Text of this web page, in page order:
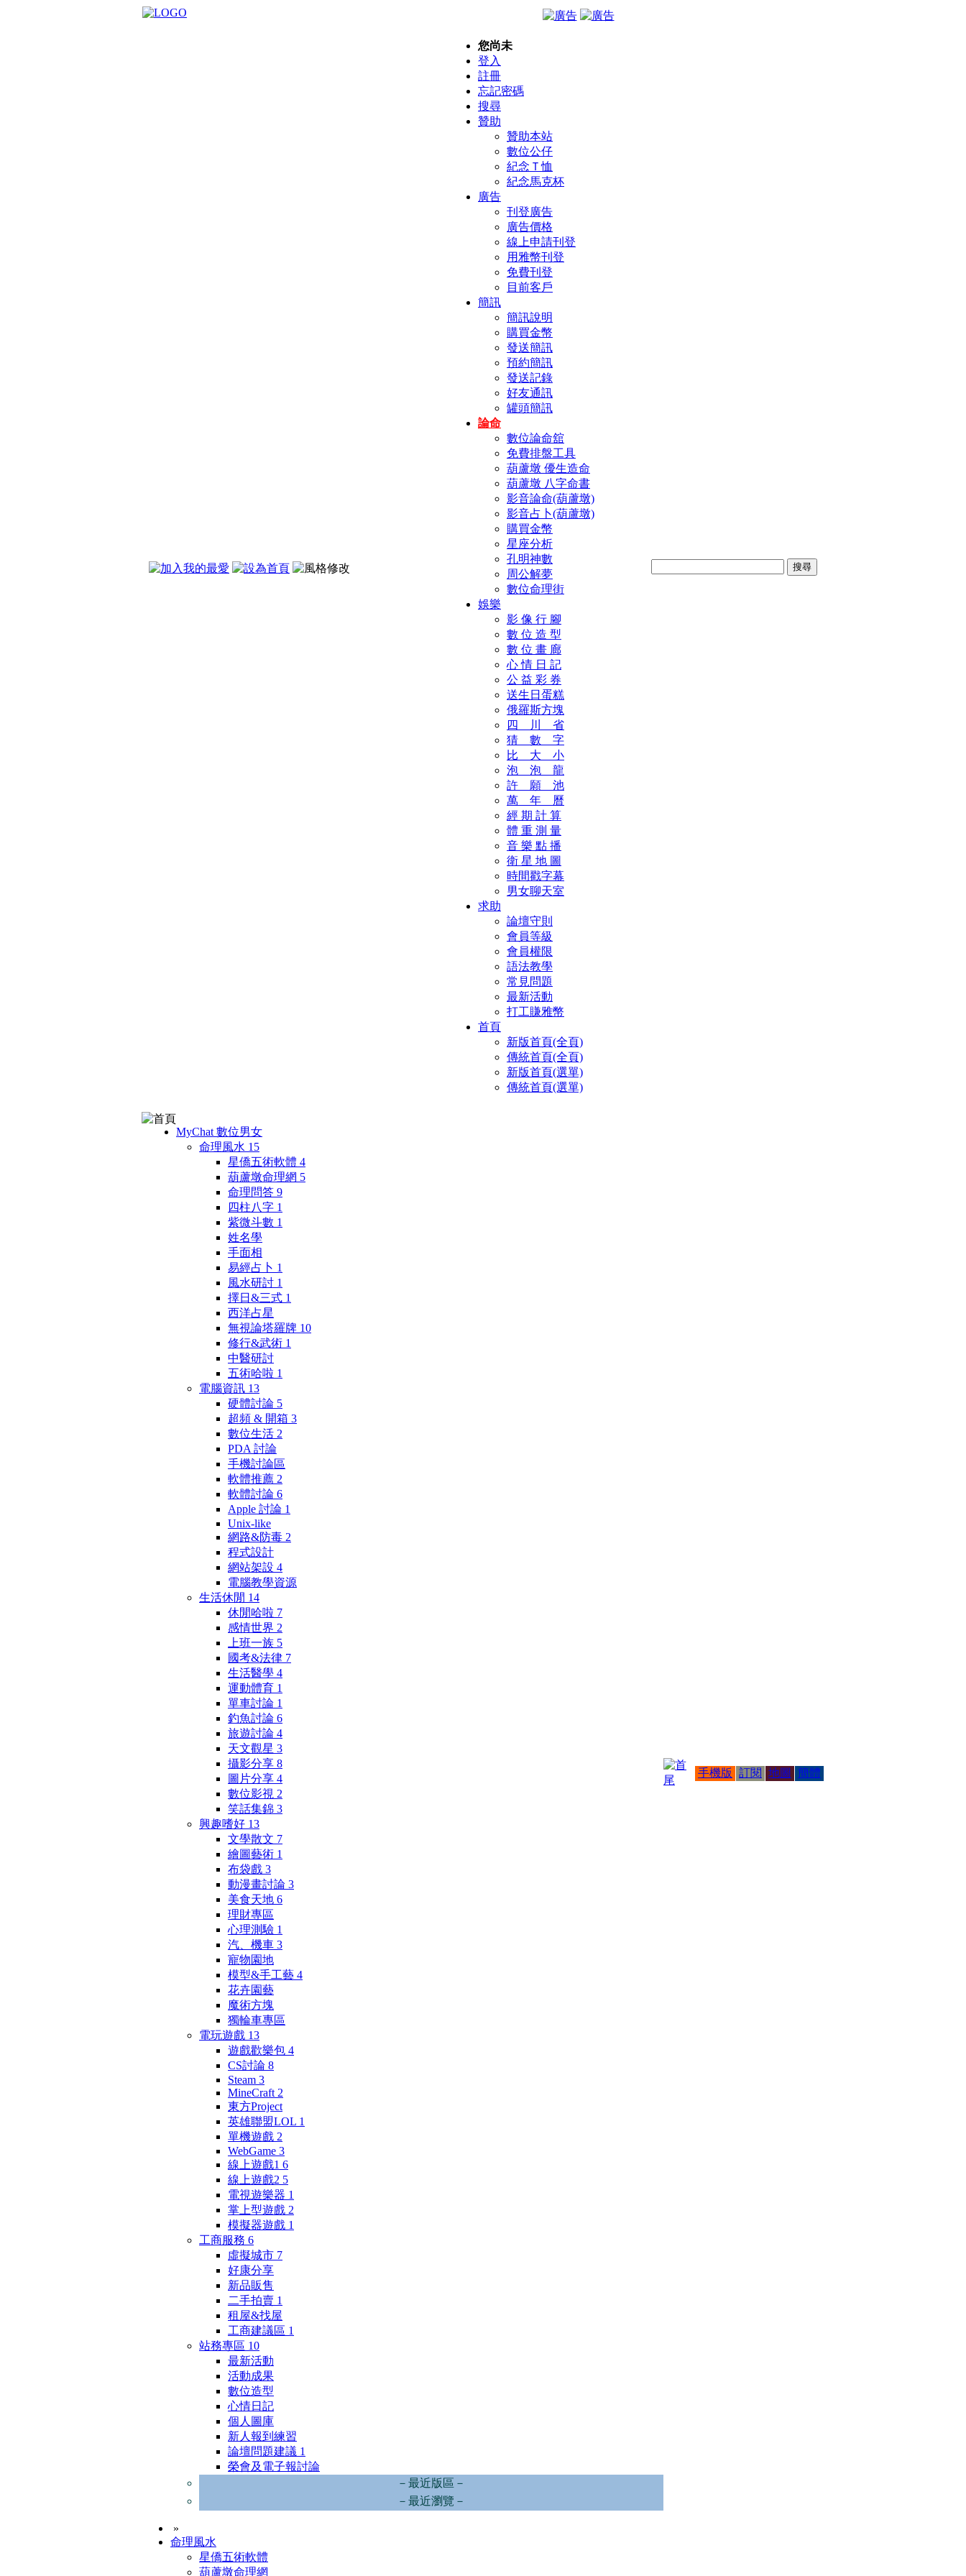
您尚未
登入
註冊
忘記密碼
搜尋
贊助
贊助本站
數位公仔
紀念Ｔ恤
紀念馬克杯
廣告
刊登廣告
廣告價格
線上申請刊登
用雅幣刊登
免費刊登
目前客戶
簡訊
簡訊說明
購買金幣
發送簡訊
預約簡訊
發送記錄
好友通訊
罐頭簡訊
論命
數位論命舘
免費排盤工具
葫蘆墩 優生造命
葫蘆墩 八字命書
影音論命(葫蘆墩)
影音占卜(葫蘆墩)
購買金幣
星座分析
孔明神數
周公解夢
數位命理街
娛樂
影 像 行 腳
數 位 造 型
數 位 畫 廊
心 情 日 記
公 益 彩 券
送生日蛋糕
俄羅斯方塊
四 川 省
猜 數 字
比 大 小
泡 泡 龍
許 願 池
萬 年 曆
經 期 計 算
體 重 測 量
音 樂 點 播
衛 星 地 圖
時間戳字幕
男女聊天室
求助
論壇守則
會員等級
會員權限
語法教學
常見問題
最新活動
打工賺雅幣
首頁
新版首頁(全頁)
傳統首頁(全頁)
新版首頁(選單)
傳統首頁(選單)
MyChat 數位男女
命理風水 15
星僑五術軟體 4
葫蘆墩命理網 5
命理問答 9
四柱八字 1
紫微斗數 1
姓名學
手面相
易經占卜 1
風水研討 1
擇日&三式 1
西洋占星
無視論塔羅牌 10
修行&武術 1
中醫研討
五術哈啦 1
電腦資訊 13
硬體討論 5
超頻 & 開箱 3
數位生活 2
PDA 討論
手機討論區
軟體推薦 2
軟體討論 6
Apple 討論 1
Unix-like
網路&防毒 2
程式設計
網站架設 4
電腦教學資源
生活休閒 14
休閒哈啦 7
感情世界 2
上班一族 5
國考&法律 7
生活醫學 4
運動體育 1
單車討論 1
釣魚討論 6
旅遊討論 4
天文觀星 3
攝影分享 8
圖片分享 4
數位影視 2
笑話集錦 3
興趣嗜好 13
文學散文 7
繪圖藝術 1
布袋戲 3
動漫畫討論 3
美食天地 6
理財專區
心理測驗 1
汽、機車 3
寵物園地
模型&手工藝 4
花卉園藝
魔術方塊
獨輪車專區
電玩遊戲 13
遊戲歡樂包 4
CS討論 8
Steam 3
MineCraft 2
東方Project
英雄聯盟LOL 1
單機遊戲 2
WebGame 3
線上遊戲1 6
線上遊戲2 5
電視遊樂器 1
掌上型遊戲 2
模擬器遊戲 1
工商服務 6
虛擬城市 7
好康分享
新品販售
二手拍賣 1
租屋&找屋
工商建議區 1
站務專區 10
最新活動
活動成果
數位造型
心情日記
個人圖庫
新人報到練習
論壇問題建議 1
榮會及電子報討論
－最近版區－
－最近瀏覽－
»
命理風水
星僑五術軟體
葫蘆墩命理網
手機版 訂閱 地圖 簡體